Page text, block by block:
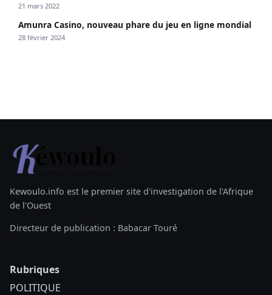
21 mars 2022
Amunra Casino, nouveau phare du jeu en ligne mondial
28 février 2024
Kewoulo.info est le premier site d'investigation de l'Afrique
de l'Ouest
Directeur de publication : Babacar Touré
Rubriques
POLITIQUE